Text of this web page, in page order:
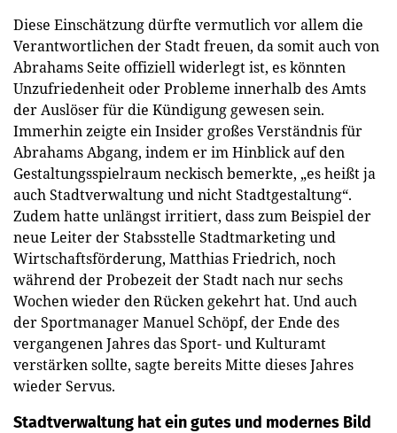
Diese Einschätzung dürfte vermutlich vor allem die
Verantwortlichen der Stadt freuen, da somit auch von
Abrahams Seite offiziell widerlegt ist, es könnten
Unzufriedenheit oder Probleme innerhalb des Amts
der Auslöser für die Kündigung gewesen sein.
Immerhin zeigte ein Insider großes Verständnis für
Abrahams Abgang, indem er im Hinblick auf den
Gestaltungsspielraum neckisch bemerkte, „es heißt ja
auch Stadtverwaltung und nicht Stadtgestaltung“.
Zudem hatte unlängst irritiert, dass zum Beispiel der
neue Leiter der Stabsstelle Stadtmarketing und
Wirtschaftsförderung, Matthias Friedrich, noch
während der Probezeit der Stadt nach nur sechs
Wochen wieder den Rücken gekehrt hat. Und auch
der Sportmanager Manuel Schöpf, der Ende des
vergangenen Jahres das Sport- und Kulturamt
verstärken sollte, sagte bereits Mitte dieses Jahres
wieder Servus.
Stadtverwaltung hat ein gutes und modernes Bild